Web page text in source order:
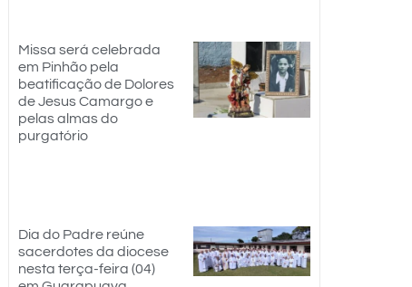
Missa será celebrada
em Pinhão pela
beatificação de Dolores
de Jesus Camargo e
pelas almas do
purgatório
Dia do Padre reúne
sacerdotes da diocese
nesta terça-feira (04)